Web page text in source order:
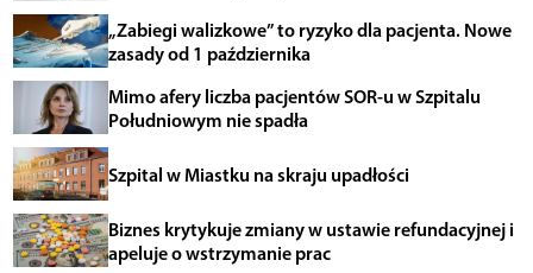
„Zabiegi walizkowe” to ryzyko dla pacjenta. Nowe
zasady od 1 października
Mimo afery liczba pacjentów SOR-u w Szpitalu
Południowym nie spadła
Szpital w Miastku na skraju upadłości
Biznes krytykuje zmiany w ustawie refundacyjnej i
apeluje o wstrzymanie prac